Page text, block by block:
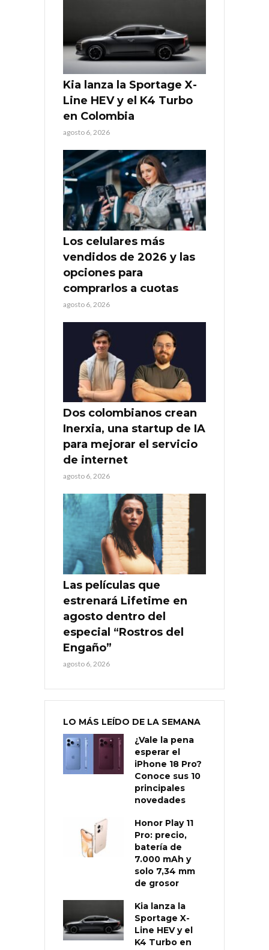
Kia lanza la Sportage X-
Line HEV y el K4 Turbo
en Colombia
agosto 6, 2026
Los celulares más
vendidos de 2026 y las
opciones para
comprarlos a cuotas
agosto 6, 2026
Dos colombianos crean
Inerxia, una startup de IA
para mejorar el servicio
de internet
agosto 6, 2026
Las películas que
estrenará Lifetime en
agosto dentro del
especial “Rostros del
Engaño”
agosto 6, 2026
LO MÁS LEÍDO DE LA SEMANA
¿Vale la pena
esperar el
iPhone 18 Pro?
Conoce sus 10
principales
novedades
Honor Play 11
Pro: precio,
batería de
7.000 mAh y
solo 7,34 mm
de grosor
Kia lanza la
Sportage X-
Line HEV y el
K4 Turbo en